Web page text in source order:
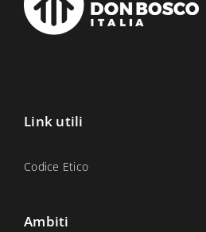
Link utili
Codice Etico
Ambiti